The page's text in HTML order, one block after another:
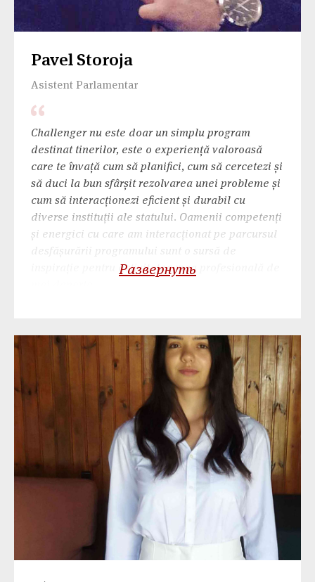
Pavel Storoja
Asistent Parlamentar
Challenger nu este doar un simplu program
destinat tinerilor, este o experiență valoroasă
care te învață cum să planifici, cum să cercetezi și
să duci la bun sfârșit rezolvarea unei probleme și
cum să interacționezi eficient și durabil cu
diverse instituții ale statului. Oamenii competenți
și energici cu care am interacționat pe parcursul
desfășurării programului sunt o sursă de
inspirație pentru activitatea mea profesională de
Развернуть